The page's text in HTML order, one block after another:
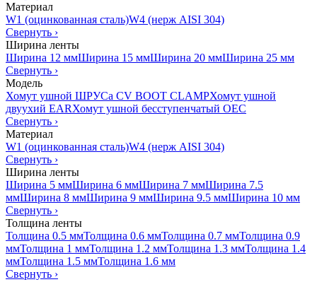
Материал
W1 (оцинкованная сталь)W4 (нерж AISI 304)
Свернуть ›
Ширина ленты
Ширина 12 ммШирина 15 ммШирина 20 ммШирина 25 мм
Свернуть ›
Модель
Хомут ушной ШРУСа CV BOOT CLAMPХомут ушной
двуухий EARХомут ушной бесступенчатый OEC
Свернуть ›
Материал
W1 (оцинкованная сталь)W4 (нерж AISI 304)
Свернуть ›
Ширина ленты
Ширина 5 ммШирина 6 ммШирина 7 ммШирина 7.5
ммШирина 8 ммШирина 9 ммШирина 9.5 ммШирина 10 мм
Свернуть ›
Толщина ленты
Толщина 0.5 ммТолщина 0.6 ммТолщина 0.7 ммТолщина 0.9
ммТолщина 1 ммТолщина 1.2 ммТолщина 1.3 ммТолщина 1.4
ммТолщина 1.5 ммТолщина 1.6 мм
Свернуть ›